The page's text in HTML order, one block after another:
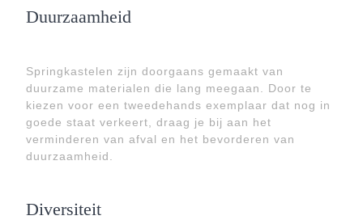
Duurzaamheid
Springkastelen zijn doorgaans gemaakt van
duurzame materialen die lang meegaan. Door te
kiezen voor een tweedehands exemplaar dat nog in
goede staat verkeert, draag je bij aan het
verminderen van afval en het bevorderen van
duurzaamheid.
Diversiteit